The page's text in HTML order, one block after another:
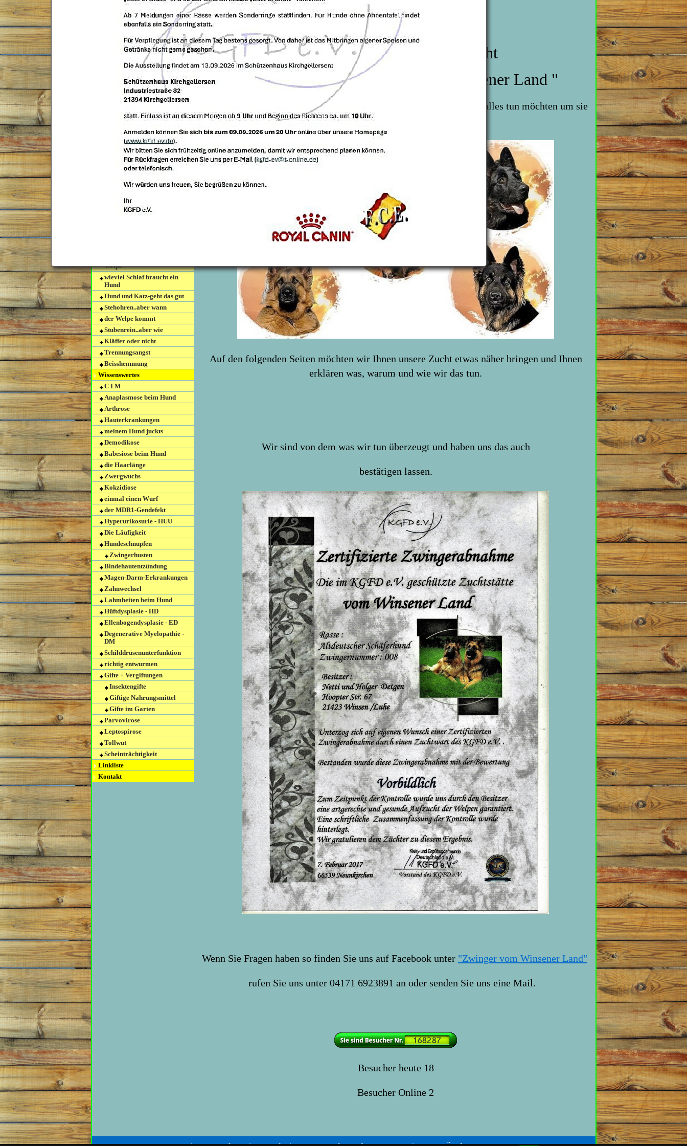
Wurfplanung 2026
Welpenanschaffung
Grundsätzliches
und dann
die Zukunft
Gästebuch
über unseren Anfang
Geschichtliches
der Altdeutsche Schäferhund
Hier finden sie uns
unser Ziel
unsere Standarts
Abläufe Aufzucht
Unsere Hündinnen
Deckrüden
Bilder unserer Würfe
Rund um den Welpen
Welpe
wieviel Schlaf braucht ein
Hund
Hund und Katz-geht das gut
Stehohren..aber wann
der Welpe kommt
Stubenrein..aber wie
Kläffer oder nicht
Trennungsangst
Beisshemmung
Wissenswertes
C I M
Anaplasmose beim Hund
Arthrose
Hauterkrankungen
meinem Hund juckts
Demodikose
Babesiose beim Hund
die Haarlänge
Zwergwuchs
Kokzidiose
einmal einen Wurf
der MDR1-Gendefekt
Hyperurikosurie - HUU
Die Läufigkeit
Hundeschnupfen
Zwingerhusten
Bindehautentzündung
Magen-Darm-Erkrankungen
Zahnwechsel
Lahmheiten beim Hund
Hüftdysplasie - HD
Ellenbogendysplasie - ED
Degenerative Myelopathie -
DM
Schilddrüsenunterfunktion
richtig entwurmen
Gifte + Vergiftungen
Insektengifte
Giftige Nahrungsmittel
Gifte im Garten
Parvovirose
Leptospirose
Tollwut
Scheinträchtigkeit
Linkliste
Kontakt
Willkommen auf den Seiten
unserer kleinen Liebhaberzucht
"altdeutsche Schäferhunde vom Winsener Land "
Wir nennen uns Liebhaberzucht weil wir aus Liebe zu dieser Rasse alles tun möchten um sie
zu erhalten und zu fördern.
Auf den folgenden Seiten möchten wir Ihnen unsere Zucht etwas näher bringen und Ihnen
erklären was, warum und wie wir das tun.
Wir sind von dem was wir tun überzeugt und haben uns das auch
bestätigen lassen.
Wenn Sie Fragen haben so finden Sie uns auf Facebook unter "Zwinger vom Winsener Land"
rufen Sie uns unter 04171 6923891 an oder senden Sie uns eine Mail.
Besucher heute 18
Besucher Online 2